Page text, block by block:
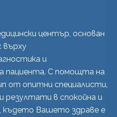
център, основан
върху
и
пациента. С помощта на
от опитни специалисти,
резултати в спокойна и
където Вашето здраве е